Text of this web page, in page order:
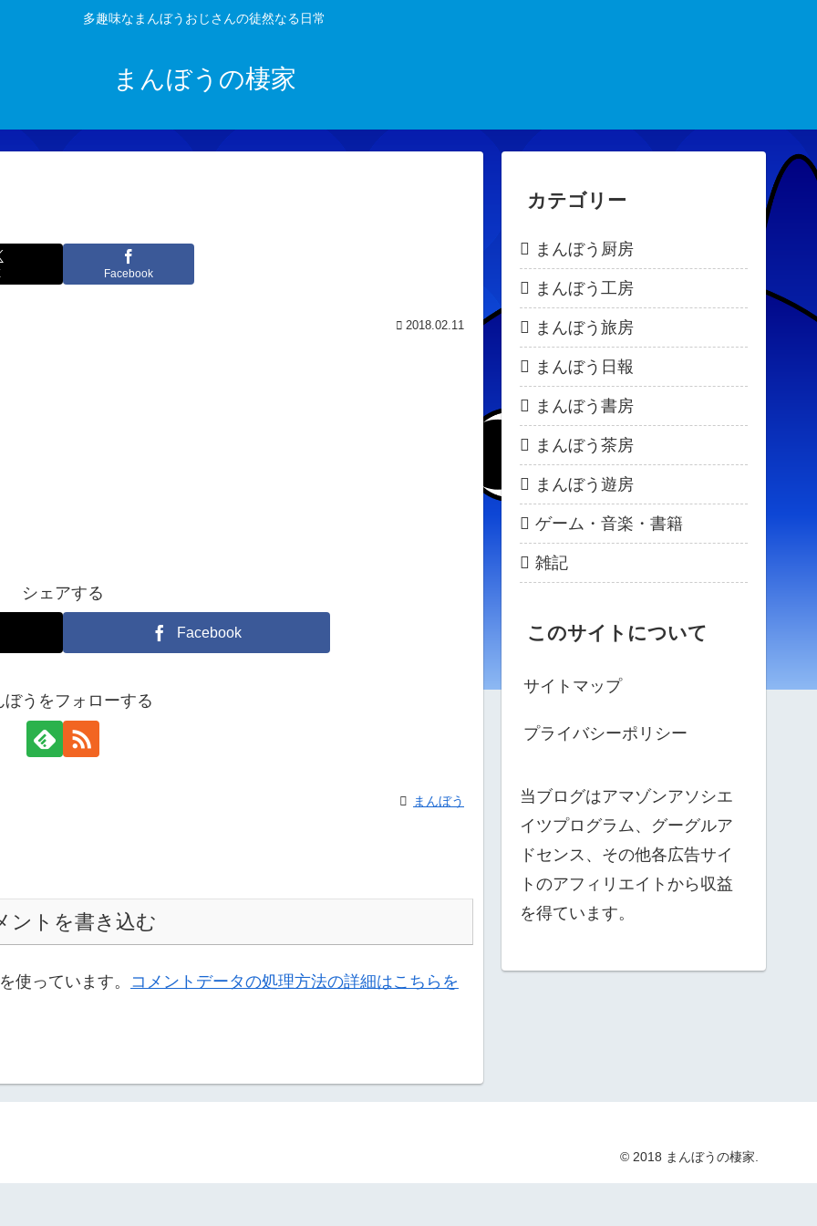
多趣味なまんぼうおじさんの徒然なる日常
まんぼうの棲家
Facebook
2018.02.11
シェアする
Facebook
ぼうをフォローする
まんぼう
ントを書き込む
使っています。 コメントデータの処理方法の詳細はこちらを
カテゴリー
まんぼう厨房
まんぼう工房
まんぼう旅房
まんぼう日報
まんぼう書房
まんぼう茶房
まんぼう遊房
ゲーム・音楽・書籍
雑記
このサイトについて
サイトマップ
プライバシーポリシー
当ブログはアマゾンアソシエ
イツプログラム、グーグルア
ドセンス、その他各広告サイ
トのアフィリエイトから収益
を得ています。
© 2018 まんぼうの棲家.